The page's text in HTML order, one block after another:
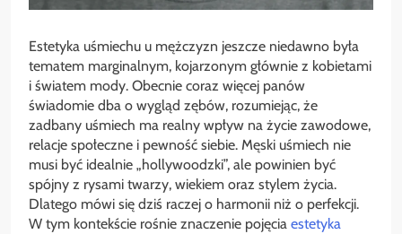
Estetyka uśmiechu u mężczyzn jeszcze niedawno była
tematem marginalnym, kojarzonym głównie z kobietami
i światem mody. Obecnie coraz więcej panów
świadomie dba o wygląd zębów, rozumiejąc, że
zadbany uśmiech ma realny wpływ na życie zawodowe,
relacje społeczne i pewność siebie. Męski uśmiech nie
musi być idealnie „hollywoodzki”, ale powinien być
spójny z rysami twarzy, wiekiem oraz stylem życia.
Dlatego mówi się dziś raczej o harmonii niż o perfekcji.
W tym kontekście rośnie znaczenie pojęcia estetyka